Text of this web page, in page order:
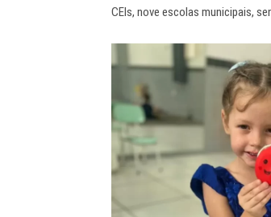
CEIs, nove escolas municipais,